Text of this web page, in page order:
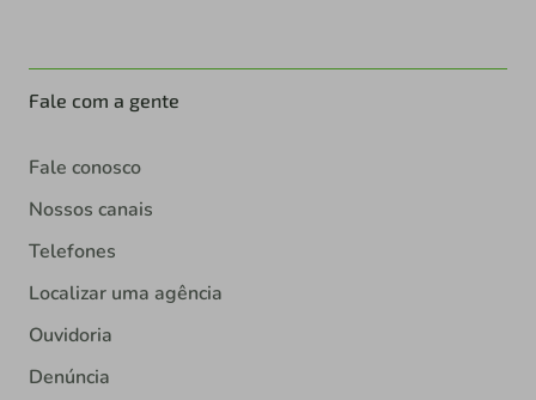
Fale com a gente
Fale conosco
Nossos canais
Telefones
Localizar uma agência
Ouvidoria
Denúncia